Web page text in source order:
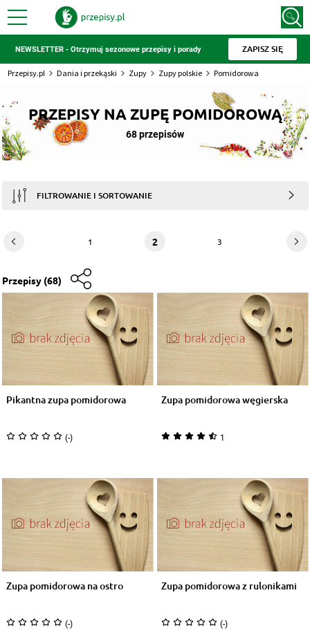
NEWSLETTER - Otrzymuj sezonowe przepisy i porady ZAPISZ SIĘ
Przepisy.pl Dania i przekąski Zupy Zupy polskie Pomidorowa
PRZEPISY NA ZUPĘ POMIDOROWĄ
68 przepisów
FILTROWANIE I SORTOWANIE
1 2 3
Przepisy (68)
Pikantna zupa pomidorowa
(-)
Zupa pomidorowa węgierska
1
Zupa pomidorowa na ostro
(-)
Zupa pomidorowa z rulonikami
(-)